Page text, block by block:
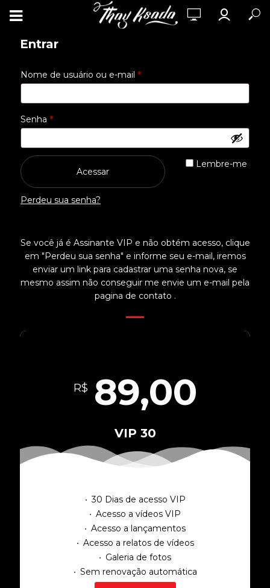
Entrar
Nome de usuário ou e-mail *Obrigatório
Senha *Obrigatório
Lembre-me
Acessar
Perdeu sua senha?
Se você já é Assinante VIP e não obtém acesso, clique
em "Perdeu sua senha" e informe seu e-mail, iremos
enviar um link para cadastrar uma senha nova, se
mesmo assim não conseguir me envie um e-mail pela
pagina de contato .
R$ 89,00
VIP 30
30 Dias de acesso VIP
Acesso a vídeos VIP
Acesso a lançamentos
Acesso a relatos de vídeos
Galeria de fotos
Sem renovação automática